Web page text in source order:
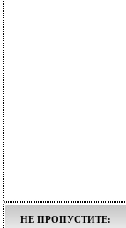
НЕ ПРОПУСТИТЕ: